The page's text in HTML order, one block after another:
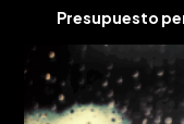
Presupuesto